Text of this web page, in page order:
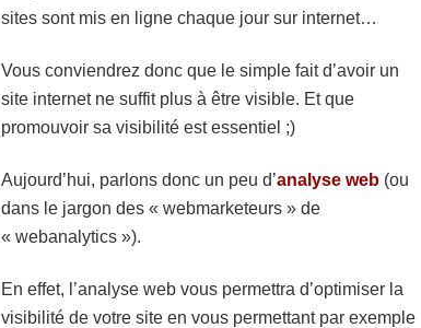
sites sont mis en ligne chaque jour sur internet…
Vous conviendrez donc que le simple fait d’avoir un
site internet ne suffit plus à être visible. Et que
promouvoir sa visibilité est essentiel ;)
Aujourd’hui, parlons donc un peu d’analyse web (ou
dans le jargon des « webmarketeurs » de
« webanalytics »).
En effet, l’analyse web vous permettra d’optimiser la
visibilité de votre site en vous permettant par exemple